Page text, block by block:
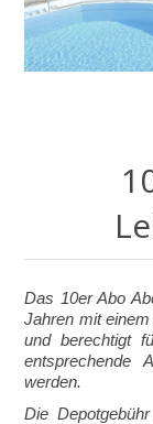
Das 10er Abo
Jahren mit
und berechtigt
entsprechende
werden.
Die